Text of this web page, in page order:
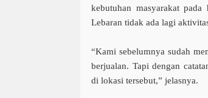
kebutuhan masyarakat
Lebaran tidak ada lagi
“Kami sebelumnya sudah
berjualan. Tapi dengan
di lokasi tersebut,” jelasnya.